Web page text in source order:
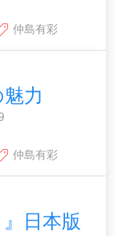
仲島有彩
力
仲島有彩
』日本版